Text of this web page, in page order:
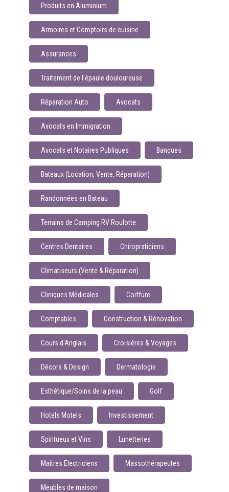
Produits en Aluminium
Armoires et Comptoirs de cuisine
Assurances
Traitement de l'épaule douloureuse
Réparation Auto Avocats
Avocats en Immigration
Avocats et Notaires Publiques Banques
Bateaux (Location, Vente, Réparation)
Randonnées en Bateau
Terrains de Camping RV Roulotte
Centres Dentaires Chiropraticiens
Climatiseurs (Vente & Réparation)
Cliniques Médicales Coiffure
Comptables Construction & Rénovation
Cours d'Anglais Croisières & Voyages
Décors & Design Dermatologie
Esthétique/Soins de la peau Golf
Hotels Motels Investissement
Spiritueux et Vins Lunetteries
Maitres Electriciens Massothérapeutes
Meubles de maison